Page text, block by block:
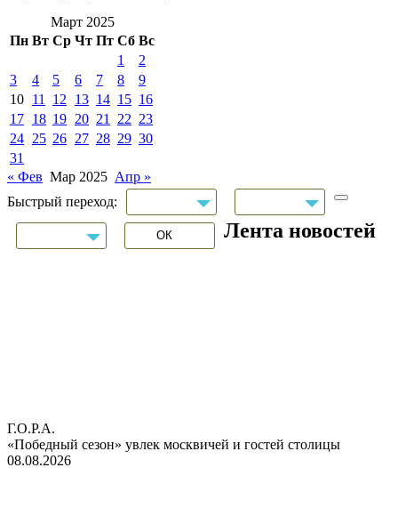
Март 2025
Пн Вт Ср Чт Пт Сб Вс
1
2
3
4 5 6 7 8
9
10 11 12 13 14 15 16
17 18 19 20 21 22 23
24 25 26 27 28 29 30
31
« Фев Мар 2025 Апр »
Быстрый переход:
Лента новостей
Г.О.Р.А.
«Победный сезон» увлек москвичей и гостей столицы
08.08.2026